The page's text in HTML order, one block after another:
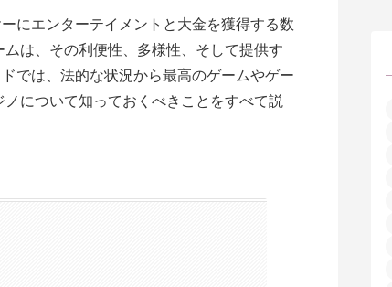
にエンターテイメントと大金を獲得する数
は、その利便性、多様性、そして提供す
では、法的な状況から最高のゲームやゲー
について知っておくべきことをすべて説